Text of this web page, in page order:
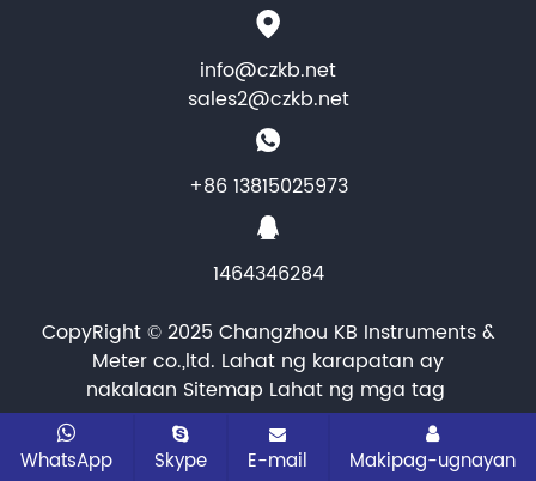
info@czkb.net
sales2@czkb.net
+86 13815025973
1464346284
CopyRight © 2025 Changzhou KB Instruments &
Meter co.,ltd. Lahat ng karapatan ay
nakalaan Sitemap Lahat ng mga tag
WhatsApp Skype E-mail Makipag-ugnayan